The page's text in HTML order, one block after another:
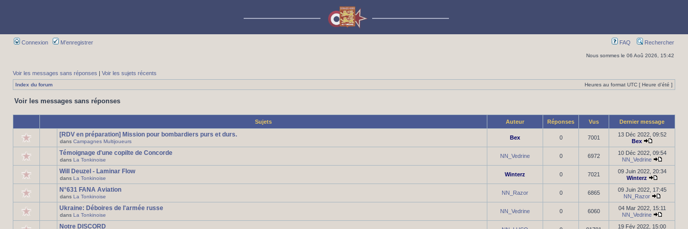
Connexion M’enregistrer FAQ Rechercher
Nous sommes le 06 Aoû 2026, 15:42
Voir les messages sans réponses | Voir les sujets récents
Index du forum Heures au format UTC [ Heure d’été ]
Voir les messages sans réponses
Sujets Auteur Réponses Vus Dernier message
[RDV en préparation] Mission pour bombardiers purs et durs.
dans Campagnes Multijoueurs
Bex 0 7001
13 Déc 2022, 09:52
Bex
Témoignage d'une copilte de Concorde
dans La Tonkinoise
NN_Vedrine 0 6972
10 Déc 2022, 09:54
NN_Vedrine
Will Deuzel - Laminar Flow
dans La Tonkinoise
Winterz 0 7021
09 Juin 2022, 20:34
Winterz
N°631 FANA Aviation
dans La Tonkinoise
NN_Razor 0 6865
09 Juin 2022, 17:45
NN_Razor
Ukraine: Déboires de l'armée russe
dans La Tonkinoise
NN_Vedrine 0 6060
04 Mar 2022, 15:11
NN_Vedrine
Notre DISCORD 19 Fév 2022, 15:00